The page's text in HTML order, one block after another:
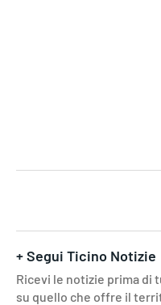
+ Segui Ticino Notizie
Ricevi le notizie prima di
su quello che offre il